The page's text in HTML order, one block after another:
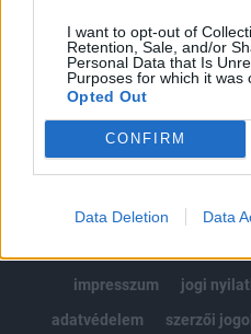
I want to opt-out of
Retention, Sale, and/or
Personal Data that Is
Purposes for which it was
Opted Out
CONFIRM
Data Deletion Data
MÁR ELŐFIZETŐNK VAGY?
impresszum
jogi
adatvédelem
szerzői